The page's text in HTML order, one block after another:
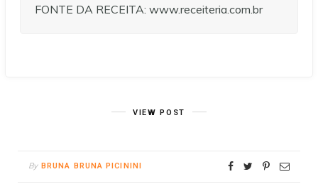
FONTE DA RECEITA: www.receiteria.com.br
VIEW POST
By BRUNA BRUNA PICININI